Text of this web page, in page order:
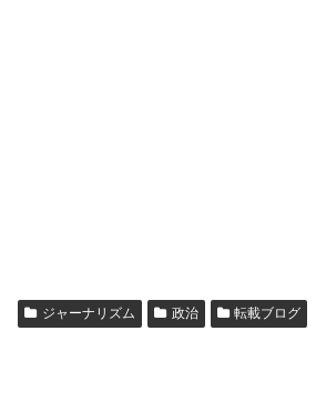
ジャーナリズム 政治 転載ブログ